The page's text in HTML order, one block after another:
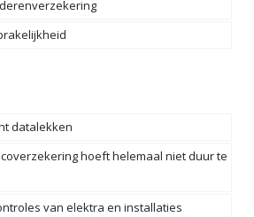
datalekken
hoeft helemaal niet duur te
van elektra en installaties